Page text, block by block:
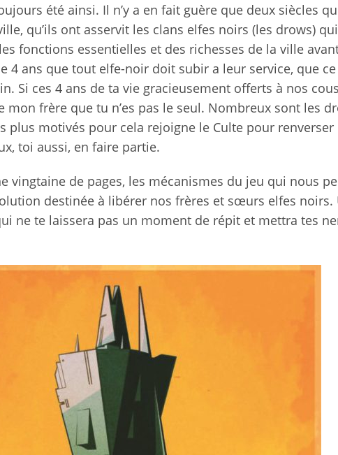
été ainsi. Il n’y a en fait guère que deux siècles
qu’ils ont asservit les clans elfes noirs (les drows)
fonctions essentielles et des richesses de la ville
4 ans que tout elfe-noir doit subir a leur service, que
Si ces 4 ans de ta vie gracieusement offerts à nos
mon frère que tu n’es pas le seul. Nombreux sont les
plus motivés pour cela rejoigne le Culte pour
toi aussi, en faire partie.
vingtaine de pages, les mécanismes du jeu qui nous
destinée à libérer nos frères et sœurs elfes noirs.
ne te laissera pas un moment de répit et mettra tes